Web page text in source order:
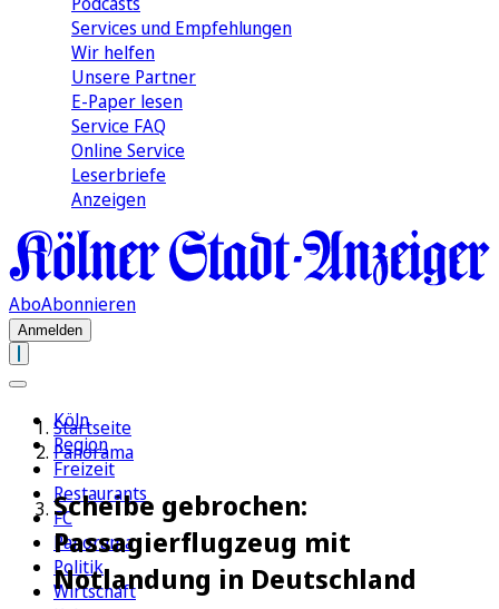
Services und Empfehlungen
Wir helfen
Unsere Partner
E-Paper lesen
Service FAQ
Online Service
Leserbriefe
Anzeigen
AboAbonnieren
Anmelden
Köln
Region
Freizeit
Restaurants
FC
Panorama
Politik
Wirtschaft
Startseite
Panorama
Scheibe gebrochen:
Passagierflugzeug mit
Notlandung in Deutschland